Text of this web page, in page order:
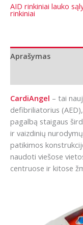
Rinkinys
laikymui
su
Plus
Heated
spintele
AID rinkiniai lauko
rinkiniai
Aprašymas
CardiAngel – tai
defibriliatorius
pagalbą staigaus
ir vaizdinių
patikimos
naudoti viešose
centruose ir kitose